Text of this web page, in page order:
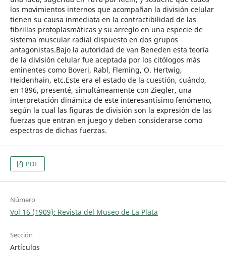
los movimientos internos que acompañan la división celular
tienen su causa inmediata en la contractibilidad de las
fibrillas protoplasmáticas y su arreglo en una especie de
sistema muscular radial dispuesto en dos grupos
antagonistas.Bajo la autoridad de van Beneden esta teoría
de la división celular fue aceptada por los citólogos más
eminentes como Boveri, Rabl, Fleming, O. Hertwig,
Heidenhain, etc.Este era el estado de la cuestión, cuándo,
en 1896, presenté, simultáneamente con Ziegler, una
interpretación dinámica de este interesantísimo fenómeno,
según la cual las figuras de división son la expresión de las
fuerzas que entran en juego y deben considerarse como
espectros de dichas fuerzas.
PDF
Número
Vol 16 (1909): Revista del Museo de La Plata
Sección
Artículos